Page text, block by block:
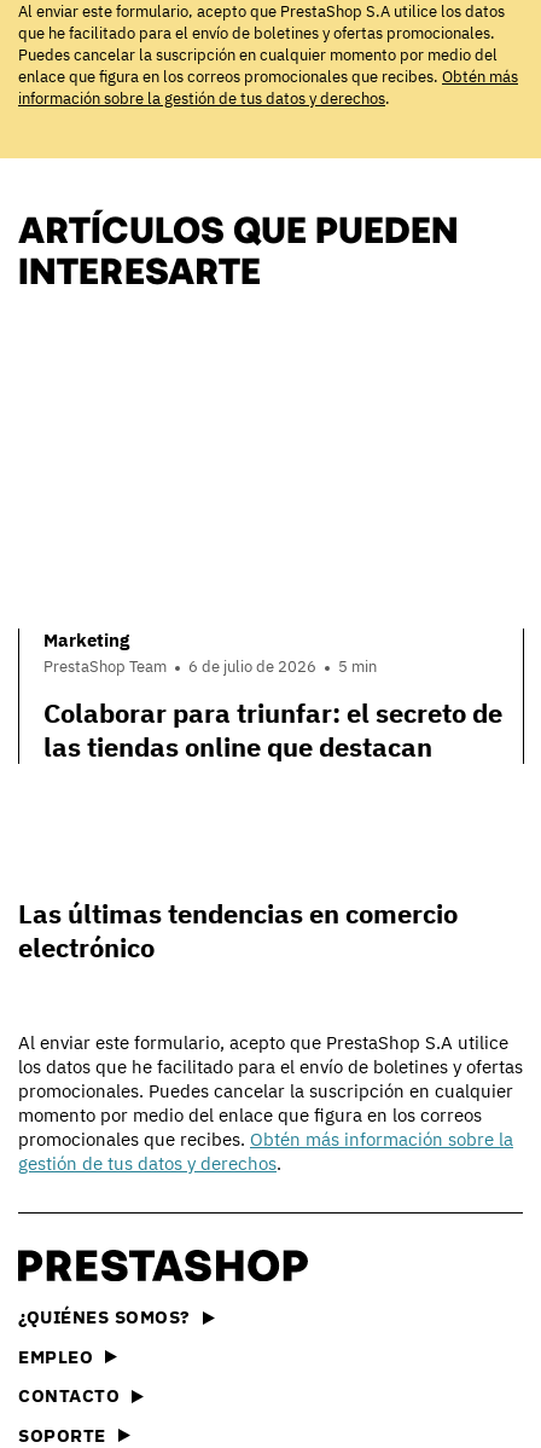
Al enviar este formulario, acepto que PrestaShop S.A utilice los datos
que he facilitado para el envío de boletines y ofertas promocionales.
Puedes cancelar la suscripción en cualquier momento por medio del
enlace que figura en los correos promocionales que recibes. Obtén más
información sobre la gestión de tus datos y derechos.
ARTÍCULOS QUE PUEDEN
INTERESARTE
Marketing
PrestaShop Team 6 de julio de 2026 5 min
Colaborar para triunfar: el secreto de
las tiendas online que destacan
Las últimas tendencias en comercio
electrónico
Al enviar este formulario, acepto que PrestaShop S.A utilice
los datos que he facilitado para el envío de boletines y ofertas
promocionales. Puedes cancelar la suscripción en cualquier
momento por medio del enlace que figura en los correos
promocionales que recibes. Obtén más información sobre la
gestión de tus datos y derechos.
¿QUIÉNES SOMOS?
EMPLEO
CONTACTO
SOPORTE